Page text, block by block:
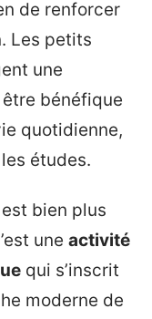
de renforcer
Les petits
une
bénéfique
quotidienne,
études.
bien plus
une activité
qui s’inscrit
moderne de